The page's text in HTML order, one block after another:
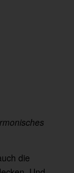
die